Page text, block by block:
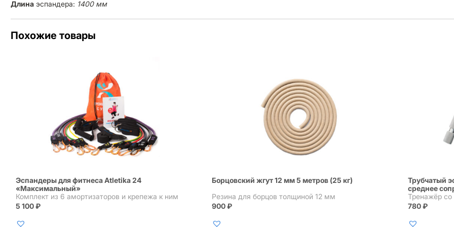
Длина эспандера: 1400 мм
Похожие товары
Эспандеры для фитнеса Atletika 24
«Максимальный»
Комплект из 6 амортизаторов и крепежа к ним
5 100₽
Борцовский жгут 12 мм 5 метров (25 кг)
Резина для борцов толщиной 12 мм
900₽
Трубчатый
среднее
Тренажёр со
780₽